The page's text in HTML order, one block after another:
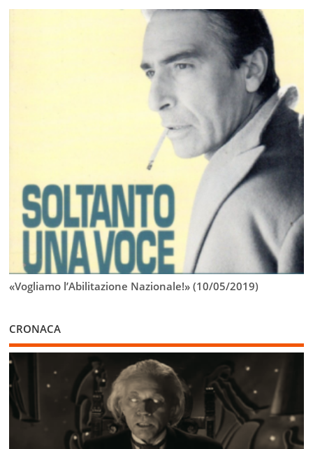
«Vogliamo l’Abilitazione Nazionale!» (10/05/2019)
CRONACA